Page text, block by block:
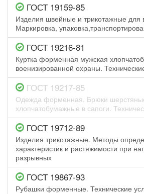
ГОСТ 19159-85
Изделия швейные и трикотажные для
Маркировка,
ГОСТ 19216-81
Куртка форменная мужская
военизированной охраны.
ГОСТ 19217-85
Одежда форменная. Брюки
хлопчатобумажные в сапоги.
ГОСТ 19712-89
Изделия трикотажные. Методы
характеристик и растяжимости при
разрывных
ГОСТ 19867-93
Рубашки форменные. Технические